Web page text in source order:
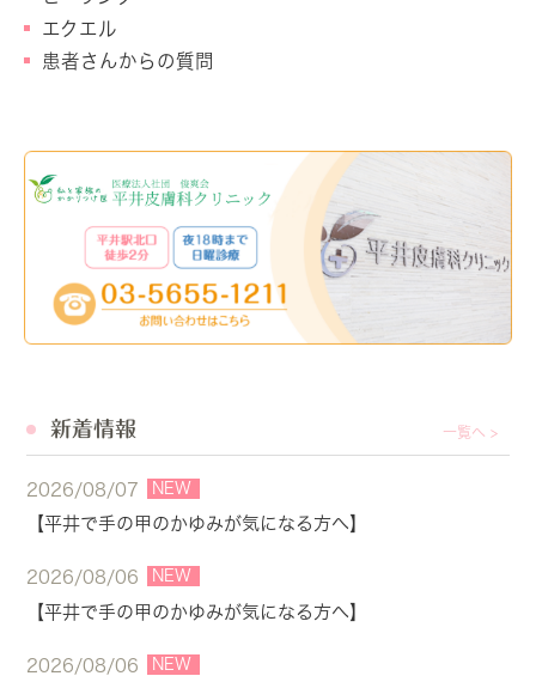
エクエル
患者さんからの質問
新着情報 一覧へ >
2026/08/07 NEW
【平井で手の甲のかゆみが気になる方へ】
2026/08/06 NEW
【平井で手の甲のかゆみが気になる方へ】
2026/08/06 NEW